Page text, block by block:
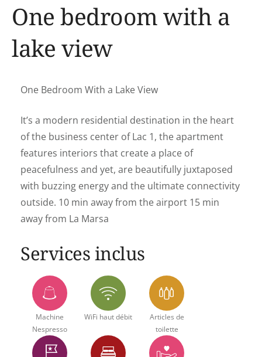
One bedroom with a
lake view
One Bedroom With a Lake View
It’s a modern residential destination in the heart
of the business center of Lac 1, the apartment
features interiors that create a place of
peacefulness and yet, are beautifully juxtaposed
with buzzing energy and the ultimate connectivity
outside. 10 min away from the airport 15 min
away from La Marsa
Services inclus
Machine
Nespresso
WiFi haut débit
Articles de
toilette